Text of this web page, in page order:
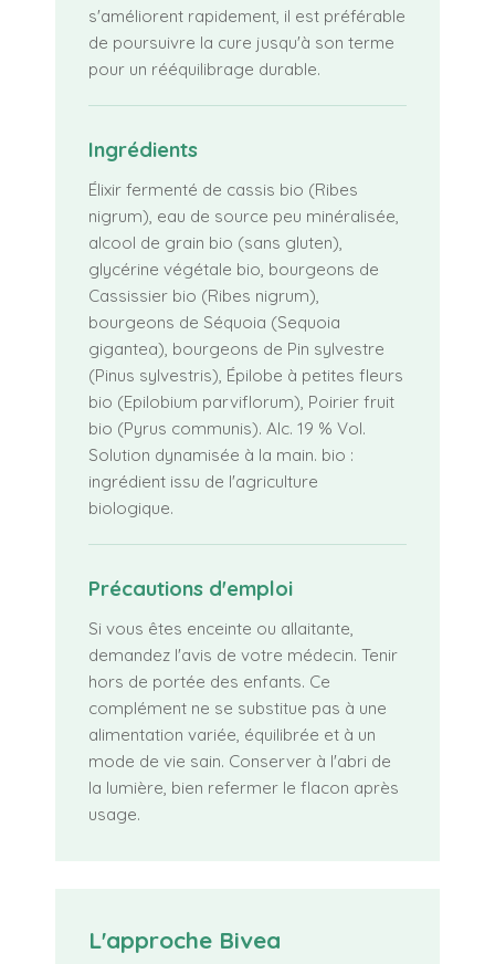
s'améliorent rapidement, il est préférable
de poursuivre la cure jusqu'à son terme
pour un rééquilibrage durable.
Ingrédients
Élixir fermenté de cassis bio (Ribes
nigrum), eau de source peu minéralisée,
alcool de grain bio (sans gluten),
glycérine végétale bio, bourgeons de
Cassissier bio (Ribes nigrum),
bourgeons de Séquoia (Sequoia
gigantea), bourgeons de Pin sylvestre
(Pinus sylvestris), Épilobe à petites fleurs
bio (Epilobium parviflorum), Poirier fruit
bio (Pyrus communis). Alc. 19 % Vol.
Solution dynamisée à la main. bio :
ingrédient issu de l'agriculture
biologique.
Précautions d'emploi
Si vous êtes enceinte ou allaitante,
demandez l'avis de votre médecin. Tenir
hors de portée des enfants. Ce
complément ne se substitue pas à une
alimentation variée, équilibrée et à un
mode de vie sain. Conserver à l'abri de
la lumière, bien refermer le flacon après
usage.
L'approche Bivea